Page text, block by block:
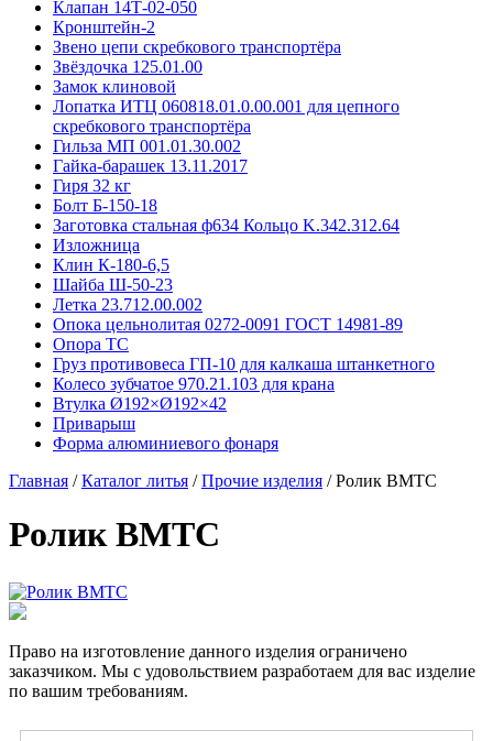
Клапан 14Т-02-050
Кронштейн-2
Звено цепи скребкового транспортёра
Звёздочка 125.01.00
Замок клиновой
Лопатка ИТЦ 060818.01.0.00.001 для цепного
скребкового транспортёра
Гильза МП 001.01.30.002
Гайка-барашек 13.11.2017
Гиря 32 кг
Болт Б-150-18
Заготовка стальная ф634 Кольцо K.342.312.64
Изложница
Клин К-180-6,5
Шайба Ш-50-23
Летка 23.712.00.002
Опока цельнолитая 0272-0091 ГОСТ 14981-89
Опора ТС
Груз противовеса ГП-10 для калкаша штанкетного
Колесо зубчатое 970.21.103 для крана
Втулка Ø192×Ø192×42
Приварыш
Форма алюминиевого фонаря
Главная /Каталог литья /Прочие изделия /Ролик ВМТС
Ролик ВМТС
Право на изготовление данного изделия ограничено
заказчиком. Мы с удовольствием разработаем для вас изделие
по вашим требованиям.